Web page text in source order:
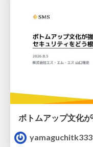
yamaguchitk333